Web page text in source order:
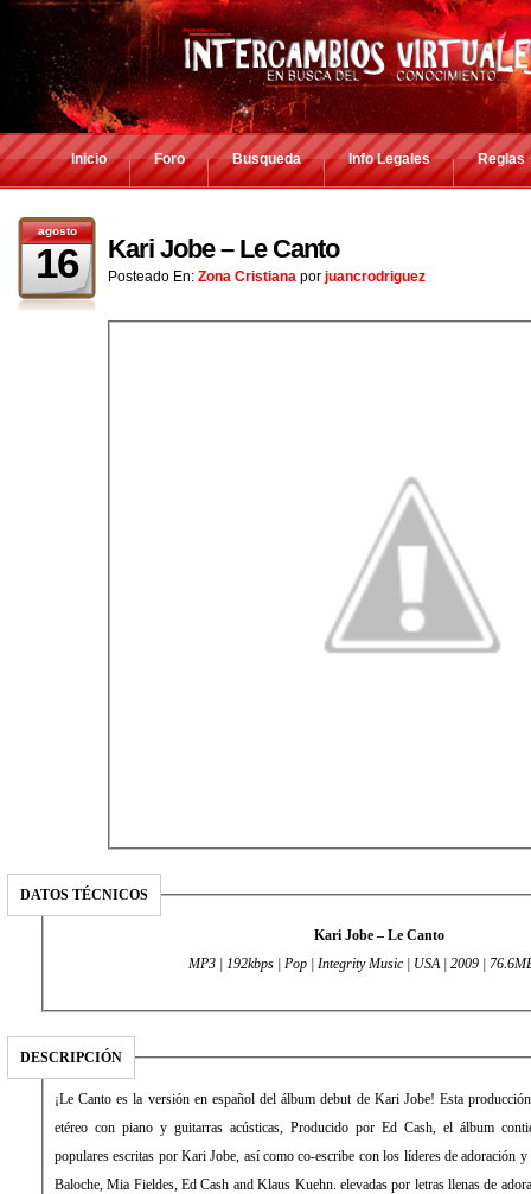
Inicio Foro Busqueda Info Legales Reglas
agosto
16 Kari Jobe – Le Canto
Posteado En: Zona Cristiana por juancrodriguez
DATOS TÉCNICOS
Kari Jobe – Le Canto
MP3 | 192kbps | Pop | Integrity Music | USA | 2009 |
DESCRIPCIÓN
¡Le Canto es la versión en español del álbum debut de Kari Jobe! Esta
etéreo con piano y guitarras acústicas, Producido por Ed Cash, el álbum
populares escritas por Kari Jobe, así como co-escribe con los líderes de adoración
Baloche, Mia Fieldes, Ed Cash and Klaus Kuehn. elevadas por letras llenas de